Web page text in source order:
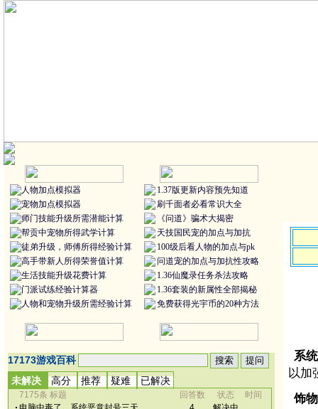
人物加点模拟器
宠物加点模拟器
师门技能升级所需潜能计算
帮贡中宠物所得武学计算
徒弟升级，师傅所得经验计算
高手带新人所得荣誉值计算
生活技能升级花费计算
门派试练经验计算器
人物和宠物升级所需经验计算
1.37版更新内容预先知道
刷千面者必看常识大全
《问道》骗术大揭密
天技国民宠的加点与加抗
100级后看人物的加点与pk
问道宠的加点与加抗性攻略
1.36仙魔录任务杀法攻略
1.36套装的新属性全部揭秘
免费获得光宇币的20种方法
系
以加
饰